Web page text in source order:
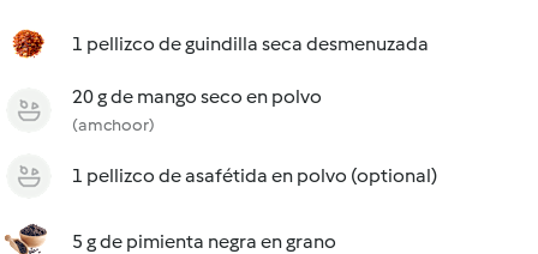
1 pellizco de guindilla seca desmenuzada
20 g de mango seco en polvo
(amchoor)
1 pellizco de asafétida en polvo (optional)
5 g de pimienta negra en grano